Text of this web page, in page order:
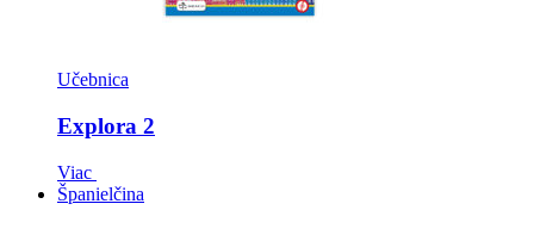
Učebnica
Explora 2
Viac
Španielčina